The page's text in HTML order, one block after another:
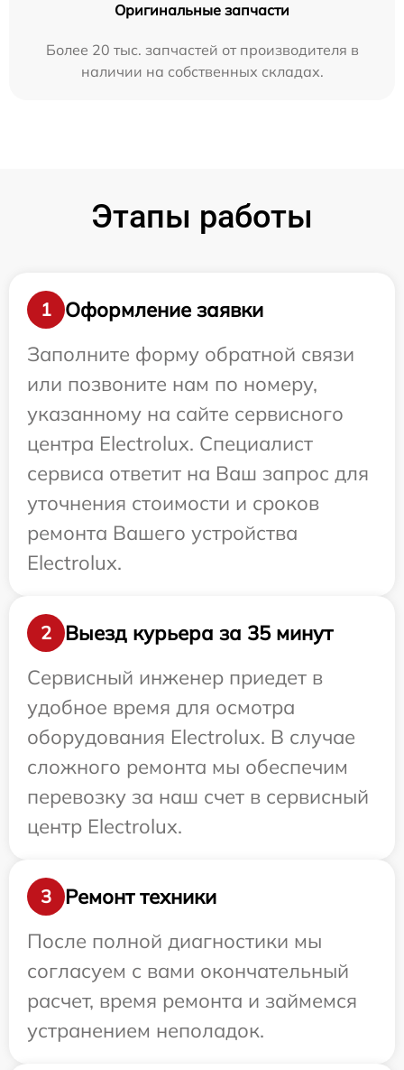
Оригинальные запчасти
Более 20 тыс. запчастей от производителя в
наличии на собственных складах.
Этапы работы
1
Оформление заявки
Заполните форму обратной связи
или позвоните нам по номеру,
указанному на сайте сервисного
центра Electrolux. Специалист
сервиса ответит на Ваш запрос для
уточнения стоимости и сроков
ремонта Вашего устройства
Electrolux.
2
Выезд курьера за 35 минут
Сервисный инженер приедет в
удобное время для осмотра
оборудования Electrolux. В случае
сложного ремонта мы обеспечим
перевозку за наш счет в сервисный
центр Electrolux.
3
Ремонт техники
После полной диагностики мы
согласуем с вами окончательный
расчет, время ремонта и займемся
устранением неполадок.